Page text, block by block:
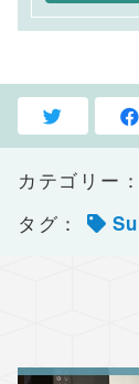
カテゴリー：
タグ：